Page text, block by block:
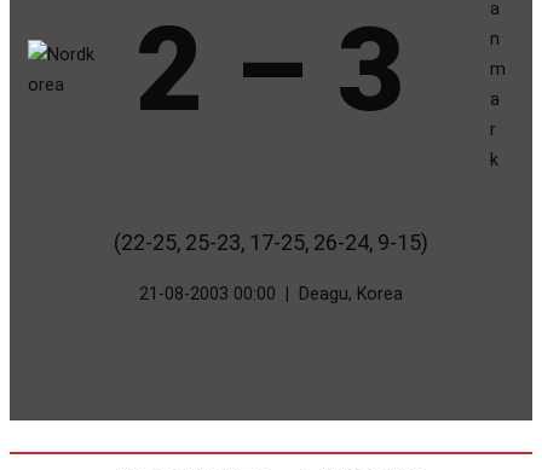
2 – 3
(22-25, 25-23, 17-25, 26-24, 9-15)
21-08-2003 00:00 Deagu, Korea